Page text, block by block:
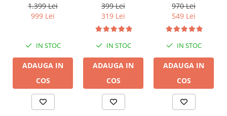
A50+, LAN /Wi-Fi
/Bluetooth,
1.399 Lei
999 Lei
IN STOC
ADAUGA IN
COS
399 Lei
319 Lei
IN STOC
ADAUGA IN
COS
A30+, LAN /Wi-Fi
/Bluetooth,
24bit/192kHz,
Multiroom
970 Lei
549 Lei
IN STOC
ADAUGA IN
COS